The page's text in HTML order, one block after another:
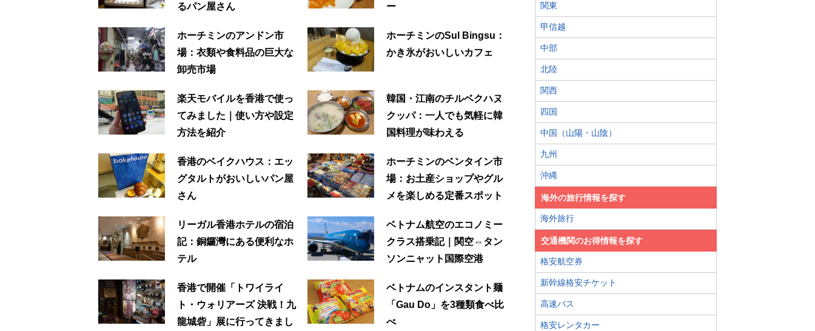
るパン屋さん
ー
ホーチミンのアンドン市
場：衣類や食料品の巨大な
卸売市場
ホーチミンのSul Bingsu：
かき氷がおいしいカフェ
楽天モバイルを香港で使っ
てみました｜使い方や設定
方法を紹介
韓国・江南のチルベクハヌ
クッパ：一人でも気軽に韓
国料理が味わえる
香港のベイクハウス：エッ
グタルトがおいしいパン屋
さん
ホーチミンのベンタイン市
場：お土産ショップやグル
メを楽しめる定番スポット
リーガル香港ホテルの宿泊
記：銅鑼灣にある便利なホ
テル
ベトナム航空のエコノミー
クラス搭乗記｜関空⇔タン
ソンニャット国際空港
香港で開催「トワイライ
ト・ウォリアーズ 決戦！九
龍城砦」展に行ってきまし
ベトナムのインスタント麺
「Gau Do」を3種類食べ比
べ
関東
甲信越
中部
北陸
関西
四国
中国（山陽・山陰）
九州
沖縄
海外の旅行情報を探す
海外旅行
交通機関のお得情報を探す
格安航空券
新幹線格安チケット
高速バス
格安レンタカー